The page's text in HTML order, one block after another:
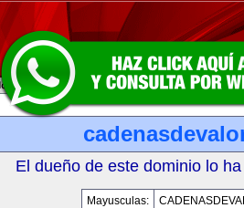
El dueño de este dominio lo
Mayusculas: